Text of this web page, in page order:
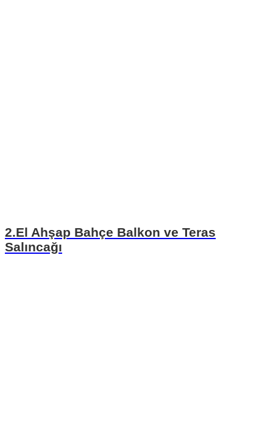
2.El Ahşap Bahçe Balkon ve Teras
Salıncağı